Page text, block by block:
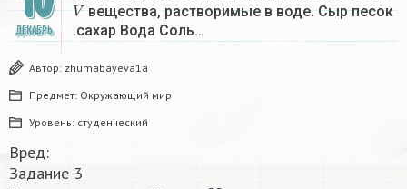
ДЕКАБРЬ
Vвещества, растворимые в воде. Сыр песок
.сахар Вода Соль…
Автор: zhumabayeva1a
Предмет: Окружающий мир
Уровень: студенческий
Вред:
Задание 3
V